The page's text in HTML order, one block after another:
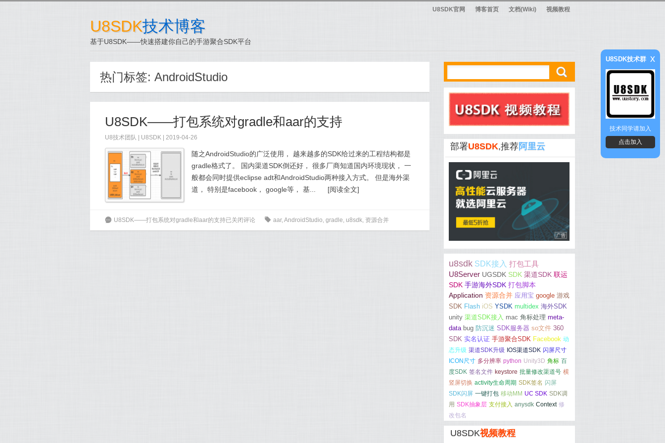
U8SDK技术博客
基于U8SDK——快速搭建你自己的手游聚合SDK平台
U8SDK官网 博客首页 文档(Wiki) 视频教程
热门标签: AndroidStudio
U8SDK——打包系统对gradle和aar的支持
U8技术团队 U8SDK | 2019-04-26
随之AndroidStudio的广泛使用， 越来越多的SDK给过来的工程结构都是
gradle格式了。 国内渠道SDK倒还好， 很多厂商知道国内环境现状， 一
般都会同时提供eclipse adt和AndroidStudio两种接入方式。 但是海外渠
道， 特别是facebook， google等， 基...
[阅读全文]
6 U8SDK——打包系统对gradle和aar的支持已关闭评论 0 aar,AndroidStudio, gradle, u8sdk, 资源合并
ő
部署U8SDK,推荐阿里云
u8sdk SDK接入 打包工具
U8Server UGSDK SDK 渠道SDK 联运
SDK 手游海外SDK 打包脚本
Application 资源合并 应用宝 google 游戏
SDK Flash iOS YSDK multidex 海外SDK
unity 渠道SDK接入 mac 角标处理 meta-
data bug 防沉迷 SDK服务器 so文件 360
SDK 实名认证 手游聚合SDK Facebook 动
态升级 渠道SDK升级 IOS渠道SDK 闪屏尺寸
ICON尺寸 多分辨率 python Unity3D 角标 百
度SDK 签名文件 keystore 批量修改渠道号 横
竖屏切换 activity生命周期 SDK签名 闪屏
SDK闪屏 一键打包 移动MM UC SDK SDK调
用 SDK抽象层 支付接入 anysdk Context 修
改包名
U8SDK视频教程
U8SDK技术群 x
技术同学请加入
点击加入